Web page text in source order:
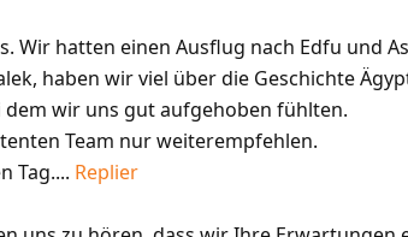
Wir hatten einen Ausflug nach Edfu und
haben wir viel über die Geschichte
dem wir uns gut aufgehoben fühlten.
Team nur weiterempfehlen.
Tag.... Replier